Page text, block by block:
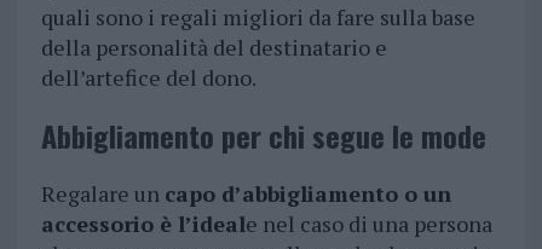
quali sono i regali migliori da fare sulla base
della personalità del destinatario e
dell’artefice del dono.
Abbigliamento per chi segue le mode
Regalare un capo d’abbigliamento o un
accessorio è l’ideale nel caso di una persona